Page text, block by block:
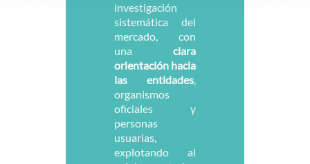
investigación
sistemática del
mercado, con
una clara
orientación hacia
las entidades,
organismos
oficiales y
personas
usuarias,
explotando al